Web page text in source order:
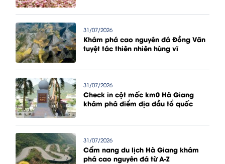
31/07/2026
Khám phá cao nguyên đá Đồng Văn
tuyệt tác thiên nhiên hùng vĩ
31/07/2026
Check in cột mốc km0 Hà Giang
khám phá điểm địa đầu tổ quốc
31/07/2026
Cẩm nang du lịch Hà Giang khám
phá cao nguyên đá từ A-Z